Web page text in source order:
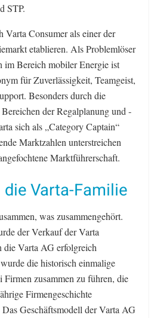
STP.
Varta Consumer als einer der
etablieren. Als Problemlöser
im Bereich mobiler Energie ist
für Zuverlässigkeit, Teamgeist,
Besonders durch die
der Regalplanung und -
sich als „Category Captain“
Marktzahlen unterstreichen
Marktführerschaft.
die Varta-Familie
was zusammengehört.
der Verkauf der Varta
die Varta AG erfolgreich
die historisch einmalige
zusammen zu führen, die
Firmengeschichte
Geschäftsmodell der Varta AG